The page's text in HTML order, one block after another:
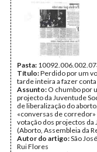
Pasta:
Título:Perdido por um
tarde inteira a fazer
Assunto: O chumbo por
projecto da Juventude
de liberalização do
«conversas de corredor»
votação dos projectos da
(Aborto, Assembleia da
Autor do artigo:São
Rui Flores